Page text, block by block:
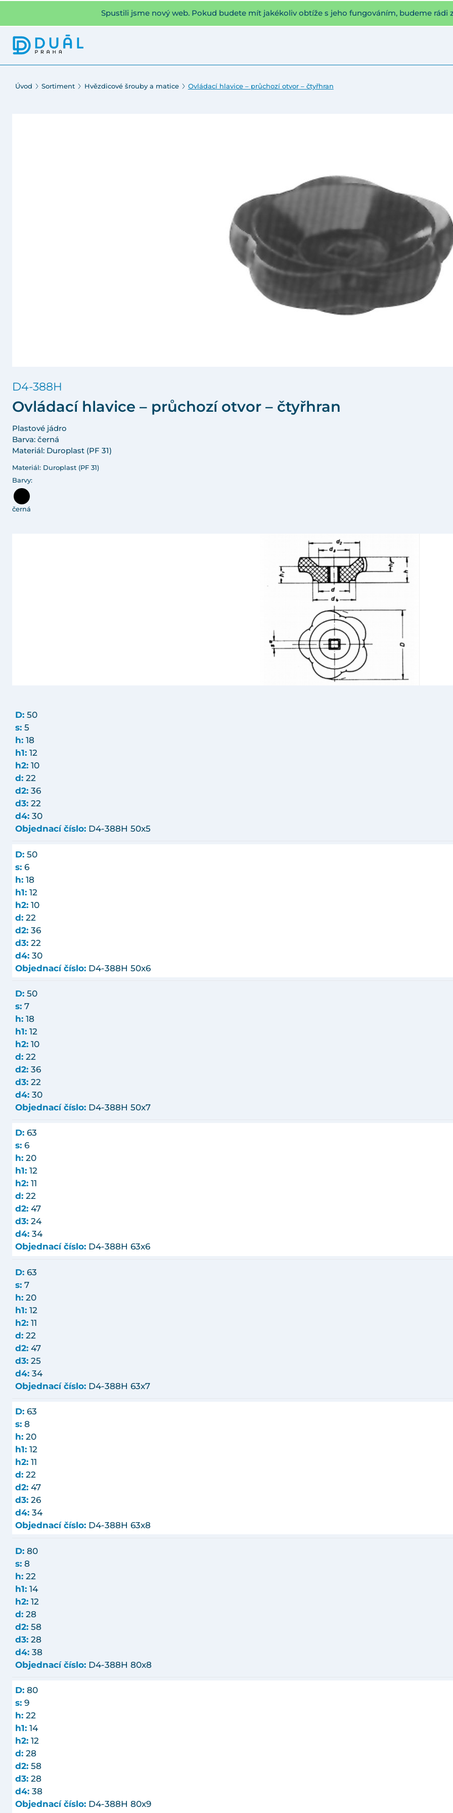
Spustili jsme nový web. Pokud budete mít jakékoliv obtíže s jeho fungováním, budeme rádi
Úvod Sortiment Hvězdicové šrouby a matice Ovládací hlavice – průchozí otvor – čtyřhran
D4-388H
Ovládací hlavice – průchozí otvor – čtyřhran
Plastové jádro
Barva: černá
Materiál: Duroplast (PF 31)
Materiál: Duroplast (PF 31)
Barvy:
černá
D: 50
s: 5
h: 18
h1: 12
h2: 10
d: 22
d2: 36
d3: 22
d4: 30
Objednací číslo: D4-388H 50x5
D: 50
s: 6
h: 18
h1: 12
h2: 10
d: 22
d2: 36
d3: 22
d4: 30
Objednací číslo: D4-388H 50x6
D: 50
s: 7
h: 18
h1: 12
h2: 10
d: 22
d2: 36
d3: 22
d4: 30
Objednací číslo: D4-388H 50x7
D: 63
s: 6
h: 20
h1: 12
h2: 11
d: 22
d2: 47
d3: 24
d4: 34
Objednací číslo: D4-388H 63x6
D: 63
s: 7
h: 20
h1: 12
h2: 11
d: 22
d2: 47
d3: 25
d4: 34
Objednací číslo: D4-388H 63x7
D: 63
s: 8
h: 20
h1: 12
h2: 11
d: 22
d2: 47
d3: 26
d4: 34
Objednací číslo: D4-388H 63x8
D: 80
s: 8
h: 22
h1: 14
h2: 12
d: 28
d2: 58
d3: 28
d4: 38
Objednací číslo: D4-388H 80x8
D: 80
s: 9
h: 22
h1: 14
h2: 12
d: 28
d2: 58
d3: 28
d4: 38
Objednací číslo: D4-388H 80x9